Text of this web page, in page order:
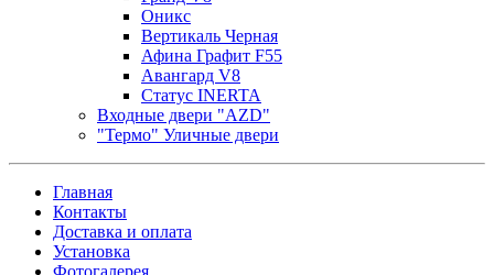
Оникс
Вертикаль Черная
Афина Графит F55
Авангард V8
Статус INERTA
Входные двери "AZD"
"Термо" Уличные двери
Главная
Контакты
Доставка и оплата
Установка
Фотогалерея